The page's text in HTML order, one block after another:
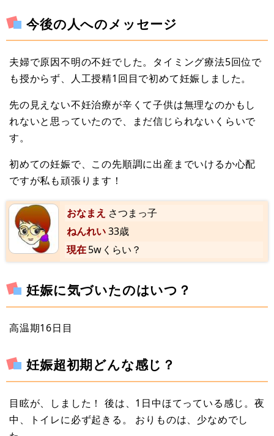
今後の人へのメッセージ
夫婦で原因不明の不妊でした。タイミング療法5回位で
も授からず、人工授精1回目で初めて妊娠しました。
先の見えない不妊治療が辛くて子供は無理なのかもし
れないと思っていたので、まだ信じられないくらいで
す。
初めての妊娠で、この先順調に出産までいけるか心配
ですが私も頑張ります！
おなまえ さつまっ子
ねんれい33歳
現在5wくらい？
妊娠に気づいたのはいつ？
高温期16日目
妊娠超初期どんな感じ？
目眩が、しました！ 後は、1日中ほてっている感じ。夜
中、トイレに必ず起きる。 おりものは、少なめでし